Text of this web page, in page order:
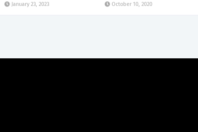
January 23, 2023 October 10, 2020